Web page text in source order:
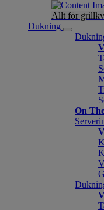
Allt för
Dukning
On